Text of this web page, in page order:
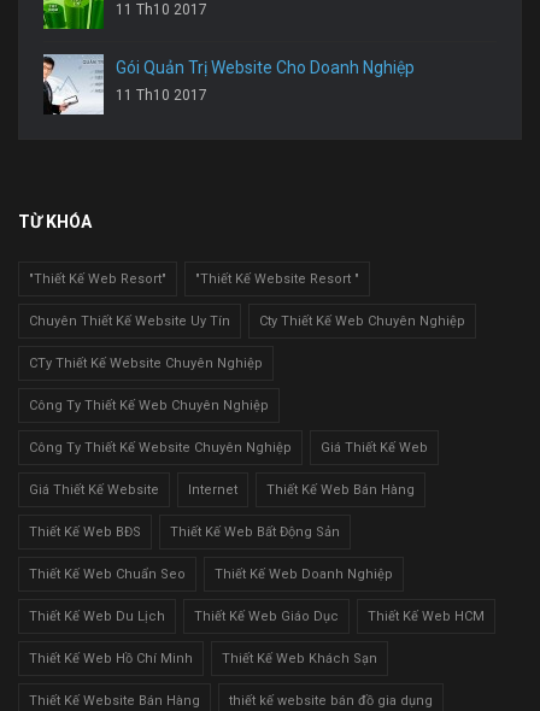
11 Th10 2017
Gói Quản Trị Website Cho Doanh Nghiệp
11 Th10 2017
TỪ KHÓA
"Thiết Kế Web Resort" "Thiết Kế Website Resort "
Chuyên Thiết Kế Website Uy Tín Cty Thiết Kế Web Chuyên Nghiệp
CTy Thiết Kế Website Chuyên Nghiệp
Công Ty Thiết Kế Web Chuyên Nghiệp
Công Ty Thiết Kế Website Chuyên Nghiệp Giá Thiết Kế Web
Giá Thiết Kế Website Internet Thiết Kế Web Bán Hàng
Thiết Kế Web BĐS Thiết Kế Web Bất Động Sản
Thiết Kế Web Chuẩn Seo Thiết Kế Web Doanh Nghiệp
Thiết Kế Web Du Lịch Thiết Kế Web Giáo Dục Thiết Kế Web HCM
Thiết Kế Web Hồ Chí Minh Thiết Kế Web Khách Sạn
Thiết Kế Website Bán Hàng thiết kế website bán đồ gia dụng